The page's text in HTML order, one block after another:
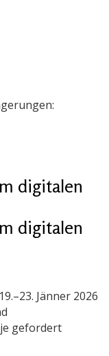
digitalen
digitalen
Jänner 2026
gefordert